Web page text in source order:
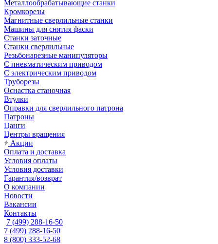
Металлообрабатывающие станки
Кромкорезы
Магнитные сверлильные станки
Машины для снятия фаски
Станки заточные
Станки сверлильные
Резьбонарезные манипуляторы
С пневматическим приводом
С электрическим приводом
Труборезы
Оснастка станочная
Втулки
Оправки для сверлильного патрона
Патроны
Цанги
Центры вращения
Акции
Оплата и доставка
Условия оплаты
Условия доставки
Гарантия/возврат
О компании
Новости
Вакансии
Контакты
7 (499) 288-16-50
7 (499) 288-16-50
8 (800) 333-52-68